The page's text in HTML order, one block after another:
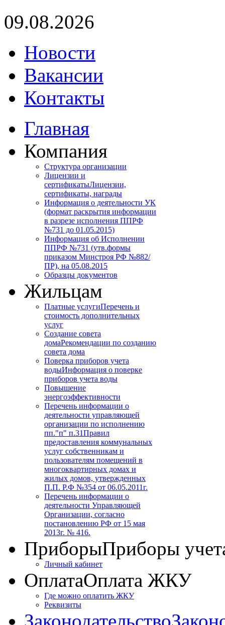
09.08.2026
Новости
Вакансии
Контакты
Главная
Компания
Структура организации
Лицензии и
сертификатыЛицензии,
сертификаты, награды
Информация о деятельности УК
(формат раскрытия информации
в разрезе исполнения ППРФ
№731 до 01.05.2015)
Информация об Исполнении
ППРФ №731 (утв.формы
приказом Минстроя РФ №882/
ПР), на 05.08.2015
Образцы документов
Жильцам
Платные услугиПеречень и
стоимость дополнительных
услуг
Создание совета
домаРекомендации по созданию
совета дома
Поверка приборов учета
водыИнформация о поверке
приборов учета воды
Повышение
энергоэффективности
Перечень информации о
деятельности управляющей
организации по исполнению
пп."п" п.31Правил
предоставления коммунальных
услуг собственникам и
пользователям помещений в
многоквартирных домах и
жилых домов, утвержденных
П.П. Р.Ф №354 от 06.05.2011г.
Перечень информации о
деятельности Управляющей
Организации, согласно
постановлению РФ от 15 мая
2013г. № 416.
ПриборыПриборы
Личный кабинет
ОплатаОплата ЖКУ
Где можно оплатить ЖКУ
Реквизиты